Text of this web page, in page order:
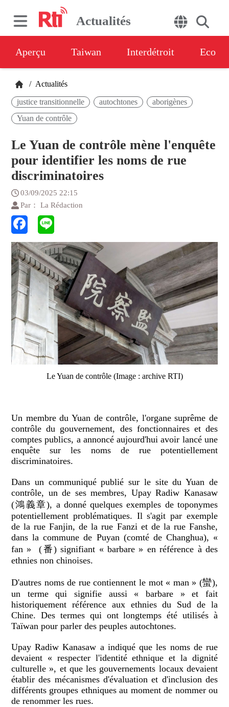
Actualités
Aperçu Taiwan Interdétroit Eco
/ Actualités
justice transitionnelle autochtones
aborigènes
Yuan de contrôle
Le Yuan de contrôle mène l'enquête
pour identifier les noms de rue
discriminatoires
03/09/2025 22:15
Par： La Rédaction
Le Yuan de contrôle (Image : archive RTI)
Un membre du Yuan de contrôle, l'organe suprême de
contrôle du gouvernement, des fonctionnaires et des
comptes publics, a annoncé aujourd'hui avoir lancé une
enquête sur les noms de rue potentiellement
discriminatoires.
Dans un communiqué publié sur le site du Yuan de
contrôle, un de ses membres, Upay Radiw Kanasaw
(鴻義章), a donné quelques exemples de toponymes
potentiellement problématiques. Il s'agit par exemple
de la rue Fanjin, de la rue Fanzi et de la rue Fanshe,
dans la commune de Puyan (comté de Changhua), «
fan » (番) signifiant « barbare » en référence à des
ethnies non chinoises.
D'autres noms de rue contiennent le mot « man » (蠻),
un terme qui signifie aussi « barbare » et fait
historiquement référence aux ethnies du Sud de la
Chine. Des termes qui ont longtemps été utilisés à
Taïwan pour parler des peuples autochtones.
Upay Radiw Kanasaw a indiqué que les noms de rue
devaient « respecter l'identité ethnique et la dignité
culturelle », et que les gouvernements locaux devaient
établir des mécanismes d'évaluation et d'inclusion des
différents groupes ethniques au moment de nommer ou
de renommer les rues.